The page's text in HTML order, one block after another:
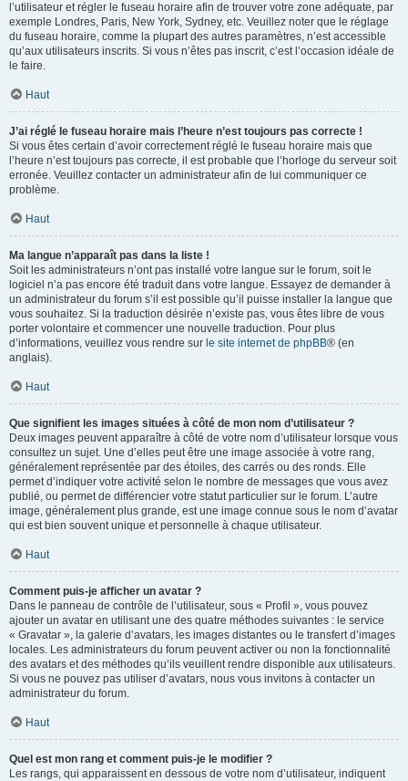
l’utilisateur et régler le fuseau horaire afin de trouver votre zone adéquate, par
exemple Londres, Paris, New York, Sydney, etc. Veuillez noter que le réglage
du fuseau horaire, comme la plupart des autres paramètres, n’est accessible
qu’aux utilisateurs inscrits. Si vous n’êtes pas inscrit, c’est l’occasion idéale de
le faire.
Haut
J’ai réglé le fuseau horaire mais l’heure n’est toujours pas correcte !
Si vous êtes certain d’avoir correctement réglé le fuseau horaire mais que
l’heure n’est toujours pas correcte, il est probable que l’horloge du serveur soit
erronée. Veuillez contacter un administrateur afin de lui communiquer ce
problème.
Haut
Ma langue n’apparaît pas dans la liste !
Soit les administrateurs n’ont pas installé votre langue sur le forum, soit le
logiciel n’a pas encore été traduit dans votre langue. Essayez de demander à
un administrateur du forum s’il est possible qu’il puisse installer la langue que
vous souhaitez. Si la traduction désirée n’existe pas, vous êtes libre de vous
porter volontaire et commencer une nouvelle traduction. Pour plus
d’informations, veuillez vous rendre sur le site internet de phpBB® (en
anglais).
Haut
Que signifient les images situées à côté de mon nom d’utilisateur ?
Deux images peuvent apparaître à côté de votre nom d’utilisateur lorsque vous
consultez un sujet. Une d’elles peut être une image associée à votre rang,
généralement représentée par des étoiles, des carrés ou des ronds. Elle
permet d’indiquer votre activité selon le nombre de messages que vous avez
publié, ou permet de différencier votre statut particulier sur le forum. L’autre
image, généralement plus grande, est une image connue sous le nom d’avatar
qui est bien souvent unique et personnelle à chaque utilisateur.
Haut
Comment puis-je afficher un avatar ?
Dans le panneau de contrôle de l’utilisateur, sous « Profil », vous pouvez
ajouter un avatar en utilisant une des quatre méthodes suivantes : le service
« Gravatar », la galerie d’avatars, les images distantes ou le transfert d’images
locales. Les administrateurs du forum peuvent activer ou non la fonctionnalité
des avatars et des méthodes qu’ils veuillent rendre disponible aux utilisateurs.
Si vous ne pouvez pas utiliser d’avatars, nous vous invitons à contacter un
administrateur du forum.
Haut
Quel est mon rang et comment puis-je le modifier ?
Les rangs, qui apparaissent en dessous de votre nom d’utilisateur, indiquent